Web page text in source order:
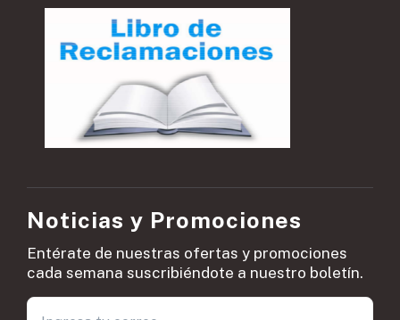
Noticias y Promociones
Entérate de nuestras ofertas y promociones
cada semana suscribiéndote a nuestro boletín.